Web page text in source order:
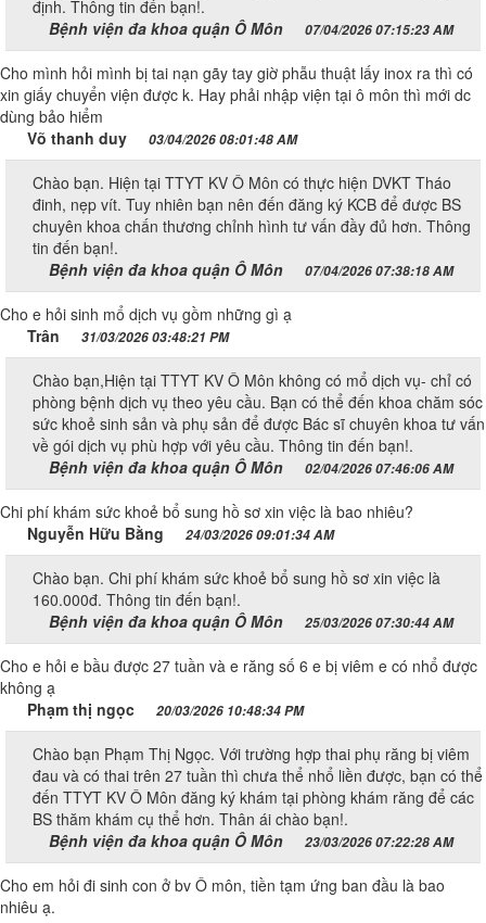
định. Thông tin đến bạn!.
Bệnh viện đa khoa quận Ô Môn
07/04/2026 07:15:23 AM
Cho mình hỏi mình bị tai nạn gãy tay giờ phẫu thuật lấy inox ra thì có
xin giấy chuyển viện được k. Hay phải nhập viện tại ô môn thì mới dc
dùng bảo hiểm
Võ thanh duy 03/04/2026 08:01:48 AM
Chào bạn. Hiện tại TTYT KV Ô Môn có thực hiện DVKT Tháo
đinh, nẹp vít. Tuy nhiên bạn nên đến đăng ký KCB để được BS
chuyên khoa chấn thương chỉnh hình tư vấn đầy đủ hơn. Thông
tin đến bạn!.
Bệnh viện đa khoa quận Ô Môn
07/04/2026 07:38:18 AM
Cho e hỏi sinh mổ dịch vụ gồm những gì ạ
Trân 31/03/2026 03:48:21 PM
Chào bạn,Hiện tại TTYT KV Ô Môn không có mổ dịch vụ- chỉ có
phòng bệnh dịch vụ theo yêu cầu. Bạn có thể đến khoa chăm sóc
sức khoẻ sinh sản và phụ sản để được Bác sĩ chuyên khoa tư vấn
về gói dịch vụ phù hợp với yêu cầu. Thông tin đến bạn!.
Bệnh viện đa khoa quận Ô Môn
02/04/2026 07:46:06 AM
Chi phí khám sức khoẻ bổ sung hồ sơ xin việc là bao nhiêu?
Nguyễn Hữu Bằng 24/03/2026 09:01:34 AM
Chào bạn. Chi phí khám sức khoẻ bổ sung hồ sơ xin việc là
160.000đ. Thông tin đến bạn!.
Bệnh viện đa khoa quận Ô Môn
25/03/2026 07:30:44 AM
Cho e hỏi e bầu được 27 tuần và e răng số 6 e bị viêm e có nhổ được
không ạ
Phạm thị ngọc 20/03/2026 10:48:34 PM
Chào bạn Phạm Thị Ngọc. Với trường hợp thai phụ răng bị viêm
đau và có thai trên 27 tuần thì chưa thể nhổ liền được, bạn có thể
đến TTYT KV Ô Môn đăng ký khám tại phòng khám răng để các
BS thăm khám cụ thể hơn. Thân ái chào bạn!.
Bệnh viện đa khoa quận Ô Môn
23/03/2026 07:22:28 AM
Cho em hỏi đi sinh con ở bv Ô môn, tiền tạm ứng ban đầu là bao
nhiêu ạ.